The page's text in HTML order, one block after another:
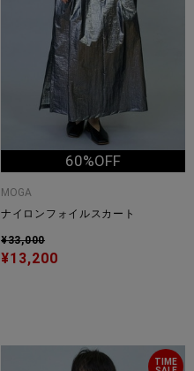
60%OFF
MOGA
ナイロンフォイルスカート
¥33,000
¥13,200
TIME